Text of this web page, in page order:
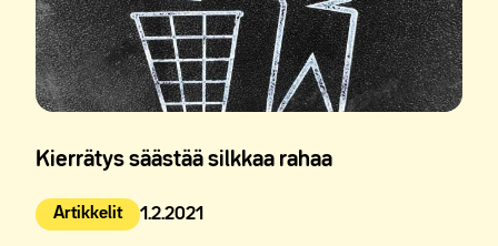
Kierrätys säästää silkkaa rahaa
Artikkelit
Julkaistu: 1.2.2021